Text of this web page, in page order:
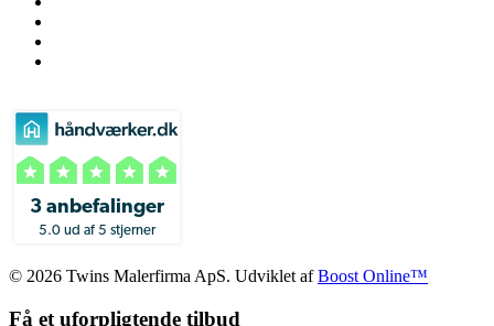
3 anbefalinger
5.0 ud af 5 stjerner
© 2026 Twins Malerfirma ApS. Udviklet afBoost Online™
Få et uforpligtende tilbud